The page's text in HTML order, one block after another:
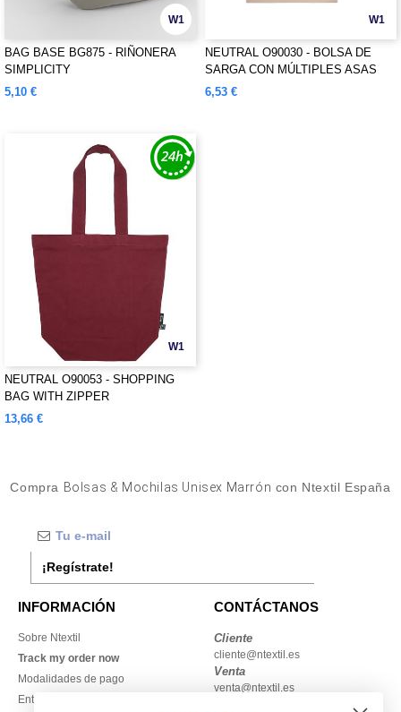
W1
BAG BASE BG875 - RIÑONERA
SIMPLICITY
5,10 €
W1
NEUTRAL O90030 - BOLSA DE
SARGA CON MÚLTIPLES ASAS
6,53 €
W1
NEUTRAL O90053 - SHOPPING
BAG WITH ZIPPER
13,66 €
Compra Bolsas & Mochilas Unisex Marrón con Ntextil España
¡Regístrate!
INFORMACIÓN
Sobre Ntextil
Track my order now
Modalidades de pago
Entrega
CONTÁCTANOS
Cliente
cliente@ntextil.es
Venta
venta@ntextil.es